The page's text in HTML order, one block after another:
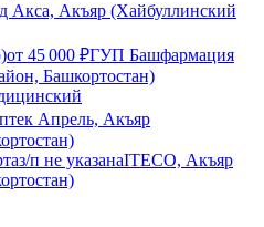
Акса, Акъяр (Хайбуллинский
от 45 000 ₽ГУП Башфармация
Башкортостан)
Апрель, Акъяр
з/п не указанаITECO, Акъяр